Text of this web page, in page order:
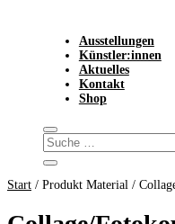
Ausstellungen
Künstler:innen
Aktuelles
Kontakt
Shop
Start / Produkt Material /